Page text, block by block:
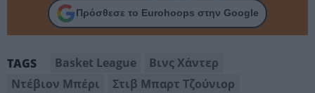
Πρόσθεσε το Eurohoops στην Google
TAGS Basket League
Βινς Χάντερ
Ντέβιον Μπέρι
Στιβ Μπαρτ Τζούνιορ